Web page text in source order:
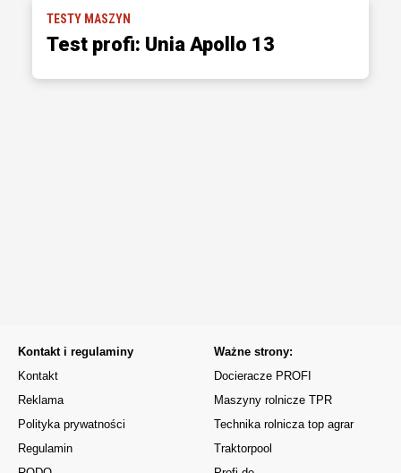
TESTY MASZYN
Test profi: Unia Apollo 13
Kontakt i regulaminy
Kontakt
Reklama
Polityka prywatności
Regulamin
Ważne strony:
Docieracze PROFI
Maszyny rolnicze TPR
Technika rolnicza top agrar
Traktorpool